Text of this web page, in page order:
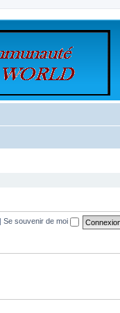
Se souvenir de moi